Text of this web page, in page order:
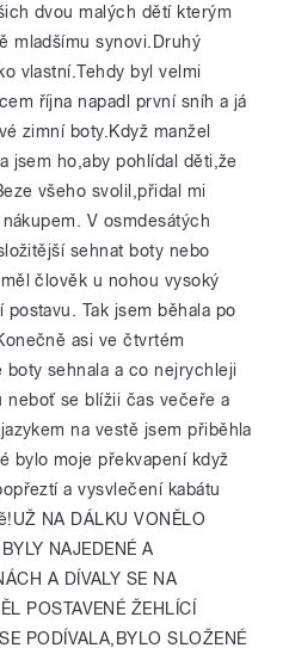
dvou malých dětí kterým
mladšímu synovi.Druhý
vlastní.Tehdy byl velmi
října napadl první sníh a já
zimní boty.Když manžel
jsem ho,aby pohlídal děti,že
všeho svolil,přidal mi
V osmdesátých
sehnat boty nebo
člověk u nohou vysoký
Tak jsem běhala po
asi ve čtvrtém
sehnala a co nejrychleji
neboť se blížii čas večeře a
na vestě jsem přiběhla
bylo moje překvapení když
a vysvlečení kabátu
NA DÁLKU VONĚLO
NAJEDENÉ A
A DÍVALY SE NA
POSTAVENÉ ŽEHLÍCÍ
PODÍVALA,BYLO SLOŽENÉ